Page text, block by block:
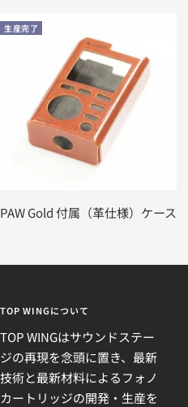
生産完了
PAW Gold 付属（革仕様）ケース
TOP WINGについて
TOP WINGはサウンドステー
ジの再現を念頭に置き、最新
技術と最新材料によるフォノ
カートリッジの開発・生産を